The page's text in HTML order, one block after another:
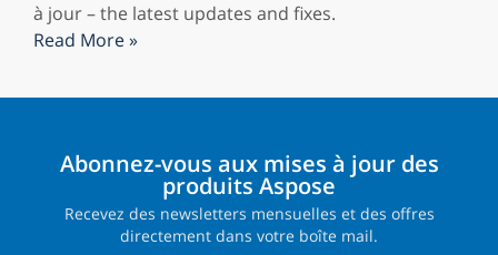
à jour – the latest updates and fixes.
Read More »
Abonnez-vous aux mises à jour des
produits Aspose
Recevez des newsletters mensuelles et des offres
directement dans votre boîte mail.